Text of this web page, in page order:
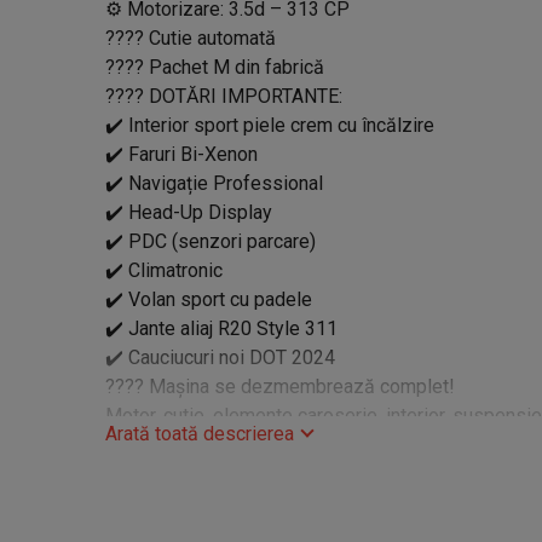
⚙️ Motorizare: 3.5d – 313 CP
???? Cutie automată
???? Pachet M din fabrică
???? DOTĂRI IMPORTANTE:
✔️ Interior sport piele crem cu încălzire
✔️ Faruri Bi-Xenon
✔️ Navigație Professional
✔️ Head-Up Display
✔️ PDC (senzori parcare)
✔️ Climatronic
✔️ Volan sport cu padele
✔️ Jante aliaj R20 Style 311
✔️ Cauciucuri noi DOT 2024
???? Mașina se dezmembrează complet!
Motor, cutie, elemente caroserie, interior,
disponibile.
Arată toată descrierea